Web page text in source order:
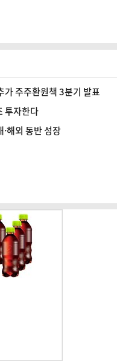
주주환원책 3분기 발표
투자한다
해외 동반 성장